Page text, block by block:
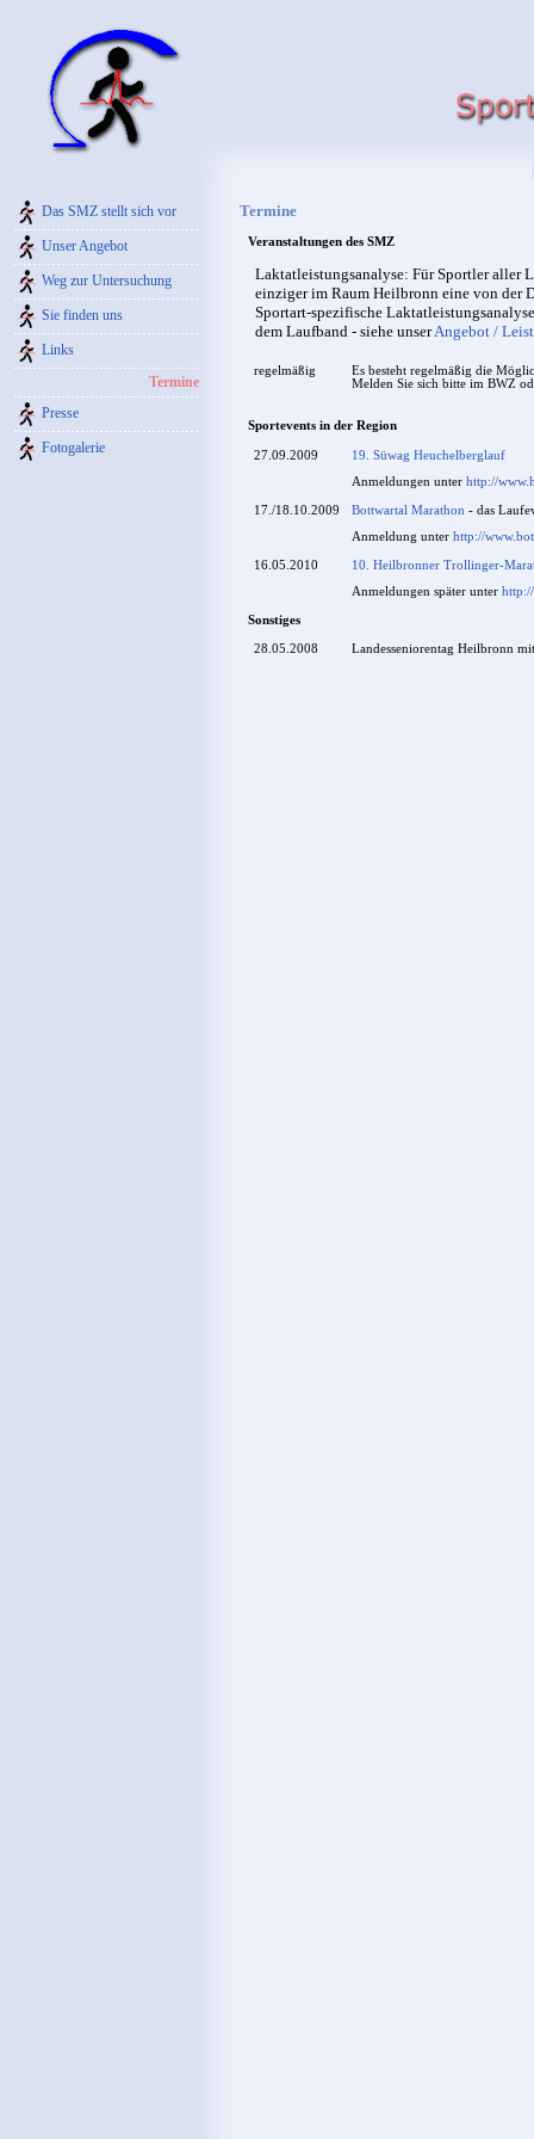
Das SMZ stellt sich vor
Unser Angebot
Weg zur Untersuchung
Sie finden uns
Links
Termine
Presse
Fotogalerie
Termine
Veranstaltungen des SMZ
Laktatleistungsanalyse: Für Sportler aller
einziger im Raum Heilbronn eine von der
Sportart-spezifische
dem Laufband - siehe unserAngebot /
regelmäßig
Es besteht regelmäßig die
Melden Sie sich bitte im BWZ
Sportevents in der Region
27.09.2009
19. Süwag Heuchelberglauf
Anmeldungen unter http://
17./18.10.2009 Bottwartal Marathon - das
Anmeldung unter http://
16.05.2010
10. Heilbronner Trollinger-
Anmeldungen später unter
Sonstiges
28.05.2008 Landesseniorentag Heilbronn